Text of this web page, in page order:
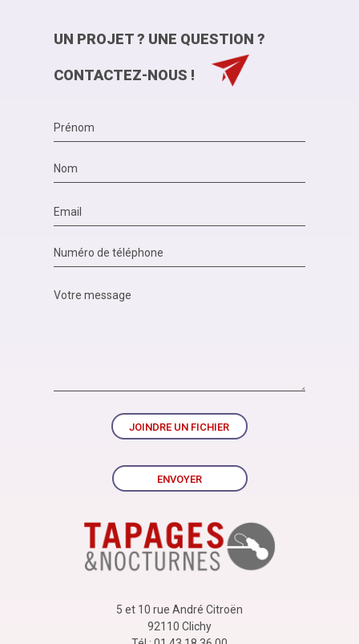
5 et 10 rue André Citroën
92110 Clichy
UN PROJET ? UNE QUESTION ?
CONTACTEZ-NOUS !
JOINDRE UN FICHIER
ENVOYER